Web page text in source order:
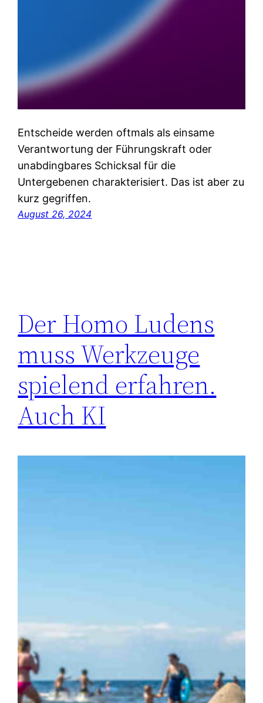
Entscheide werden oftmals als einsame
Verantwortung der Führungskraft oder
unabdingbares Schicksal für die
Untergebenen charakterisiert. Das ist aber zu
kurz gegriffen.
August 26, 2024
Der Homo Ludens
muss Werkzeuge
spielend erfahren.
Auch KI